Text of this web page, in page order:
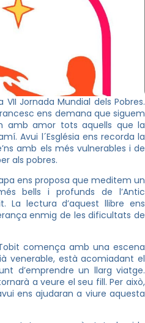
Jornada Mundial dels Pobres.
ens demana que siguem
amb amor tots aquells que la
Avui l´Església ens recorda la
amb els més vulnerables i de
als pobres.
ens proposa que meditem un
bells i profunds de l’Antic
La lectura d’aquest llibre ens
enmig de les dificultats de
comença amb una escena
venerable, està acomiadant el
d’emprendre un llarg viatge.
a veure el seu fill. Per això,
ens ajudaran a viure aquesta